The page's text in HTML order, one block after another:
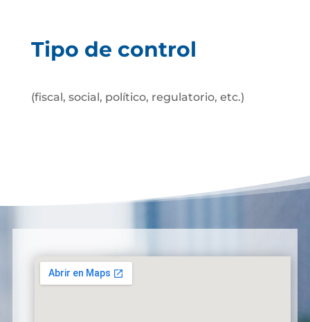
Tipo de control
(fiscal, social, político, regulatorio, etc.)